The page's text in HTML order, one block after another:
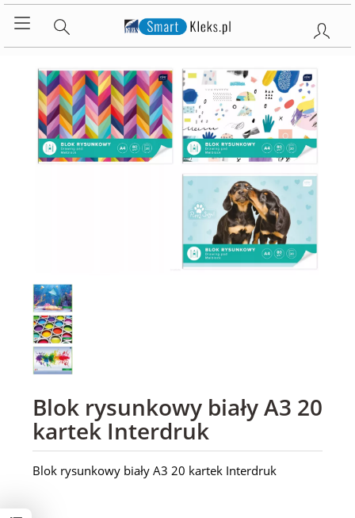
Blok rysunkowy biały A3 20
kartek Interdruk
Blok rysunkowy biały A3 20 kartek Interdruk